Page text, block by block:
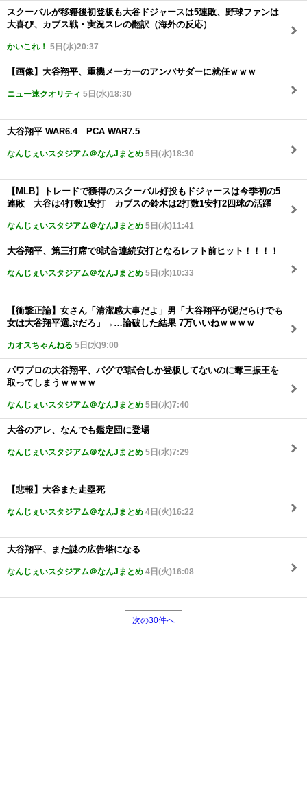
スクーバルが移籍後初登板も大谷ドジャースは5連敗、野球ファンは
大喜び、カブス戦・実況スレの翻訳（海外の反応）
かいこれ！ 5日(水)20:37
【画像】大谷翔平、重機メーカーのアンバサダーに就任ｗｗｗ
ニュー速クオリティ 5日(水)18:30
大谷翔平 WAR6.4 PCA WAR7.5
なんじぇいスタジアム＠なんJまとめ 5日(水)18:30
【MLB】トレードで獲得のスクーバル好投もドジャースは今季初の5
連敗 大谷は4打数1安打 カブスの鈴木は2打数1安打2四球の活躍
なんじぇいスタジアム＠なんJまとめ 5日(水)11:41
大谷翔平、第三打席で8試合連続安打となるレフト前ヒット！！！！
なんじぇいスタジアム＠なんJまとめ 5日(水)10:33
【衝撃正論】女さん「清潔感大事だよ」男「大谷翔平が泥だらけでも
女は大谷翔平選ぶだろ」→…論破した結果 7万いいねｗｗｗｗ
カオスちゃんねる 5日(水)9:00
パワプロの大谷翔平、バグで3試合しか登板してないのに奪三振王を
取ってしまうｗｗｗｗ
なんじぇいスタジアム＠なんJまとめ 5日(水)7:40
大谷のアレ、なんでも鑑定団に登場
なんじぇいスタジアム＠なんJまとめ 5日(水)7:29
【悲報】大谷また走塁死
なんじぇいスタジアム＠なんJまとめ 4日(火)16:22
大谷翔平、また謎の広告塔になる
なんじぇいスタジアム＠なんJまとめ 4日(火)16:08
次の30件へ